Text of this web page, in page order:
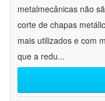
metalmecânicas não
corte de chapas
mais utilizados e com
que a redu...